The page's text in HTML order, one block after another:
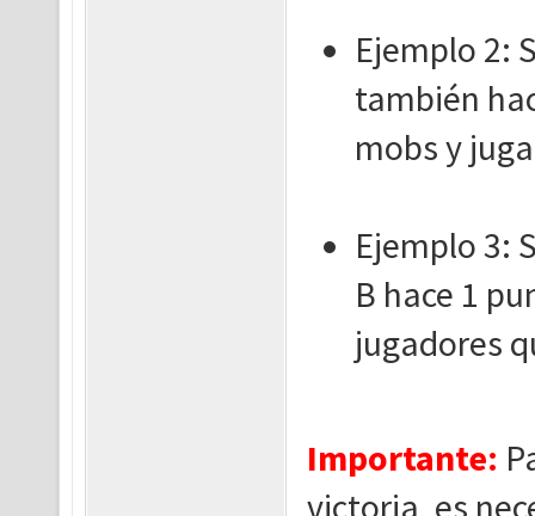
Ejemplo 2:
también
mobs y
Ejemplo 3:
B hace 1
jugadores
Importante:
victoria, es